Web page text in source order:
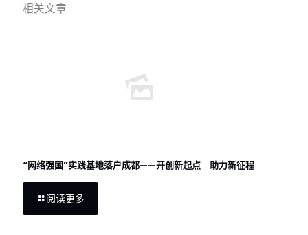
相关文章
“网络强国”实践基地落户成都——开创新起点 助力新征程
阅读更多